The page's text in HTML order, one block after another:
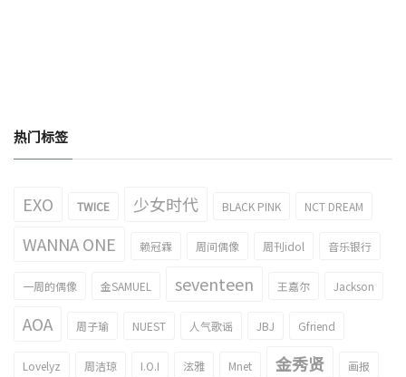
热门标签
EXO TWICE 少女时代 BLACK PINK NCT DREAM
WANNA ONE 赖冠霖 周间偶像 周刊idol 音乐银行
一周的偶像 金SAMUEL seventeen 王嘉尔 Jackson
AOA 周子瑜 NUEST 人气歌谣 JBJ Gfriend
Lovelyz 周洁琼 I.O.I 泫雅 Mnet 金秀贤 画报